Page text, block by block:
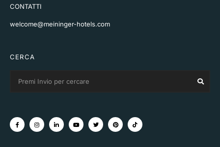
CONTATTI
welcome@meininger-hotels.com
CERCA
for: